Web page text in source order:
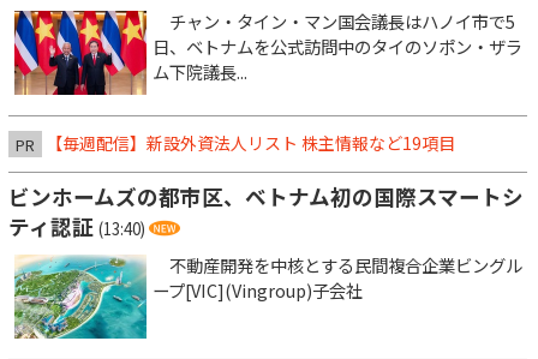
チャン・タイン・マン国会議長はハノイ市で5
日、ベトナムを公式訪問中のタイのソポン・ザラ
ム下院議長...
PR 【毎週配信】新設外資法人リスト 株主情報など19項目
ビンホームズの都市区、ベトナム初の国際スマートシ
ティ認証 (13:40)
不動産開発を中核とする民間複合企業ビングル
ープ[VIC](Vingroup)子会社